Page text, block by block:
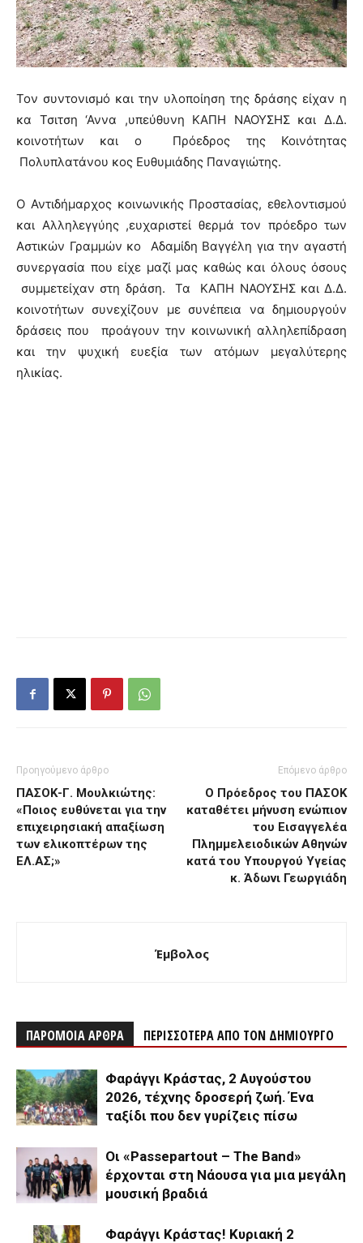
Τον συντονισμό και την υλοποίηση της δράσης είχαν η
κα Τσιτση ‘Αννα ,υπεύθυνη ΚΑΠΗ ΝΑΟΥΣΗΣ και Δ.Δ.
κοινοτήτων και ο Πρόεδρος της Κοινότητας
Πολυπλατάνου κος Ευθυμιάδης Παναγιώτης.
Ο Αντιδήμαρχος κοινωνικής Προστασίας, εθελοντισμού
και Αλληλεγγύης ,ευχαριστεί θερμά τον πρόεδρο των
Αστικών Γραμμών κο Αδαμίδη Βαγγέλη για την αγαστή
συνεργασία που είχε μαζί μας καθώς και όλους όσους
συμμετείχαν στη δράση. Τα ΚΑΠΗ ΝΑΟΥΣΗΣ και Δ.Δ.
κοινοτήτων συνεχίζουν με συνέπεια να δημιουργούν
δράσεις που προάγουν την κοινωνική αλληλεπίδραση
και την ψυχική ευεξία των ατόμων μεγαλύτερης
ηλικίας.
Προηγούμενο άρθρο
ΠΑΣΟΚ-Γ. Μουλκιώτης:
«Ποιος ευθύνεται για την
επιχειρησιακή απαξίωση
των ελικοπτέρων της
ΕΛ.ΑΣ;»
Επόμενο άρθρο
Ο Πρόεδρος του ΠΑΣΟΚ
καταθέτει μήνυση ενώπιον
του Εισαγγελέα
Πλημμελειοδικών Αθηνών
κατά του Υπουργού Υγείας
κ. Άδωνι Γεωργιάδη
Έμβολος
ΠΑΡΟΜΟΙΑ ΑΡΘΡΑ ΠΕΡΙΣΣΟΤΕΡΑ ΑΠΟ ΤΟΝ ΔΗΜΙΟΥΡΓΟ
Φαράγγι Κράστας, 2 Αυγούστου
2026, τέχνης δροσερή ζωή. Ένα
ταξίδι που δεν γυρίζεις πίσω
Οι «Passepartout – The Band»
έρχονται στη Νάουσα για μια μεγάλη
μουσική βραδιά
Φαράγγι Κράστας! Κυριακή 2